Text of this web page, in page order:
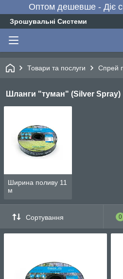
Оптом дешевше - Діє
Зрошувальні Системи
Товари та послуги Спрей
Шланги "туман" (Silver Spray)
Ширина поливу 11
м
Сортування 0